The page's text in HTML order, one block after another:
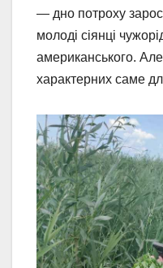
— дно потроху
молоді сіянці
американського.
характерних саме